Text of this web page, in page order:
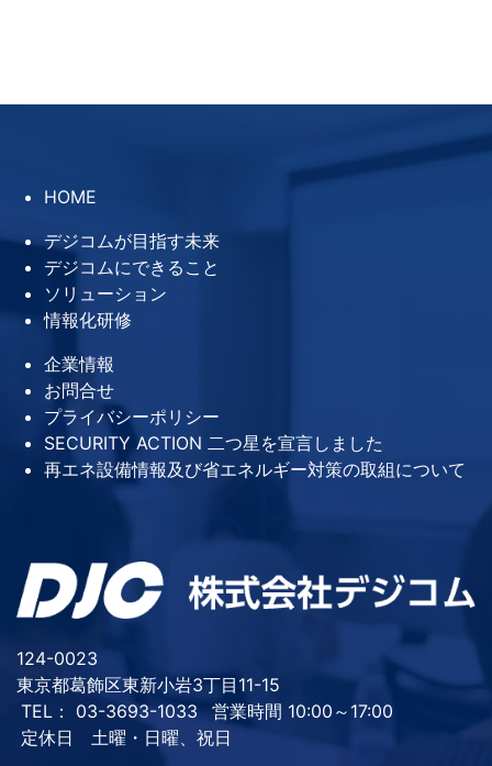
HOME
デジコムが目指す未来
デジコムにできること
ソリューション
情報化研修
企業情報
お問合せ
プライバシーポリシー
SECURITY ACTION 二つ星を宣言しました
再エネ設備情報及び省エネルギー対策の取組について
124-0023
東京都葛飾区東新小岩3丁目11-15
TEL： 03-3693-1033
営業時間 10:00～17:00
定休日 土曜・日曜、祝日